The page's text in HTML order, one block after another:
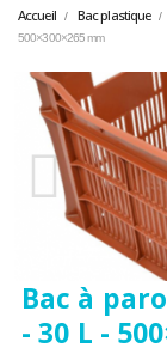
Accueil Bac plastique
500×300×265 mm
Bac à
- 30 L -